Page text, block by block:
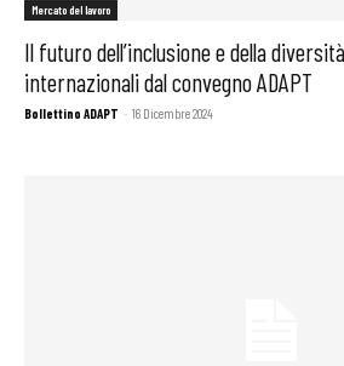
Mercato del lavoro
Il futuro dell’inclusione e della
internazionali dal convegno ADAPT
Bollettino ADAPT - 16 Dicembre 2024